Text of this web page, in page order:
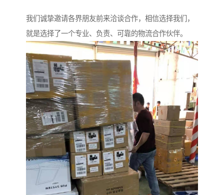
我们诚挚邀请各界朋友前来洽谈合作，相信选择我们，
就是选择了一个专业、负责、可靠的物流合作伙伴。